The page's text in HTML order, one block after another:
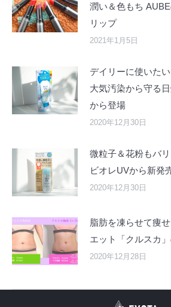
潤い＆色もち
リップ
2021年1月5日
デイリーに使いた
大気汚染から守る
から登場
2020年12月30日
微粒子＆花粉もバ
ビオレUVから新発
2020年12月30日
脂肪を凍らせて痩
エット「クルスカ
2020年12月28日